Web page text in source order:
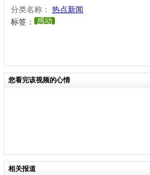
分类名称： 热点新闻
标签：
感动
您看完该视频的心情
相关报道